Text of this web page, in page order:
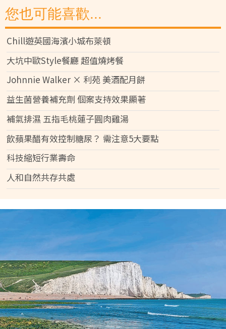
您也可能喜歡...
Chill遊英國海濱小城布萊頓
大坑中歐Style餐廳 超值燒烤餐
Johnnie Walker × 利苑 美酒配月餅
益生菌營養補充劑 個案支持效果顯著
補氣排濕 五指毛桃蓮子圓肉雞湯
飲蘋果醋有效控制糖尿？ 需注意5大要點
科技縮短行業壽命
人和自然共存共處